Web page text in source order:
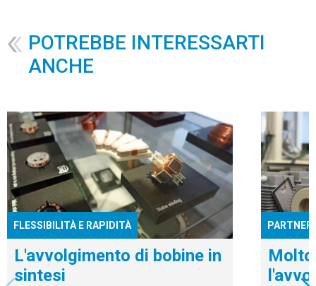
POTREBBE INTERESSARTI
ANCHE
FLESSIBILITÀ E RAPIDITÀ
L'avvolgimento di bobine in
sintesi